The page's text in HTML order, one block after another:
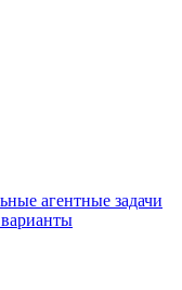
агентные задачи